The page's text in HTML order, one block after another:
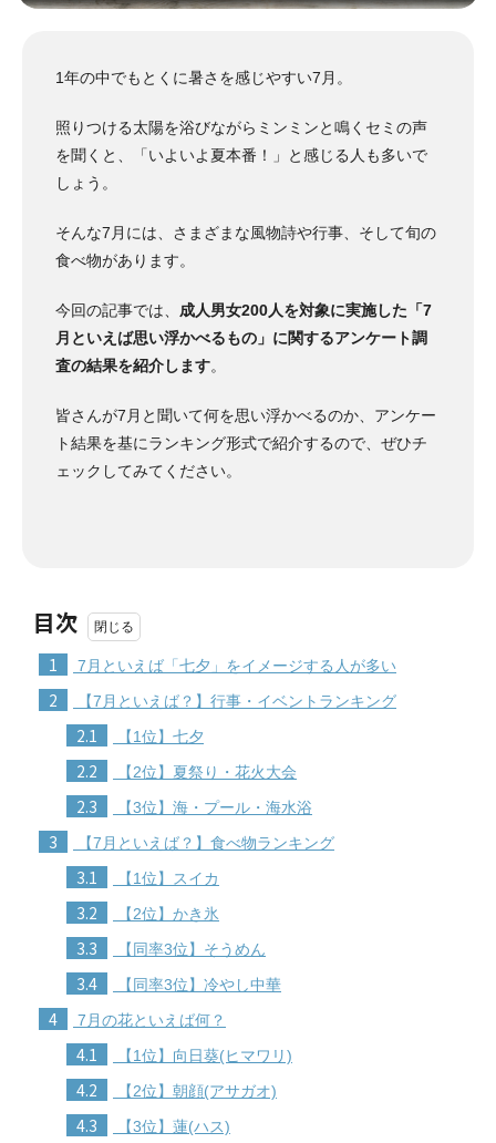
1年の中でもとくに暑さを感じやすい7月。
照りつける太陽を浴びながらミンミンと鳴くセミの声
を聞くと、「いよいよ夏本番！」と感じる人も多いで
しょう。
そんな7月には、さまざまな風物詩や行事、そして旬の
食べ物があります。
今回の記事では、 成人男女200人を対象に実施した「7
月といえば思い浮かべるもの」に関するアンケート調
査の結果を紹介します。
皆さんが7月と聞いて何を思い浮かべるのか、アンケー
ト結果を基にランキング形式で紹介するので、ぜひチ
ェックしてみてください。
目次
1 7月といえば「七夕」をイメージする人が多い
2 【7月といえば？】行事・イベントランキング
2.1 【1位】七夕
2.2 【2位】夏祭り・花火大会
2.3 【3位】海・プール・海水浴
3 【7月といえば？】食べ物ランキング
3.1 【1位】スイカ
3.2 【2位】かき氷
3.3 【同率3位】そうめん
3.4 【同率3位】冷やし中華
4 7月の花といえば何？
4.1 【1位】向日葵(ヒマワリ)
4.2 【2位】朝顔(アサガオ)
4.3 【3位】蓮(ハス)